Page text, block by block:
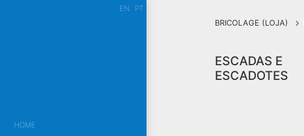
EN PT
HOME
BRICOLAGE (LOJA)
ESCADAS E
ESCADOTES